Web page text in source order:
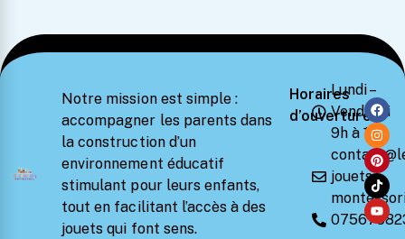
Notre mission est simple :
accompagner les parents dans
la construction d’un
environnement éducatif
stimulant pour leurs enfants,
tout en facilitant l’accès à des
jouets qui font sens.
Horaires
d’ouverture
Lundi –
Vendredi
9h à 18h
jouets-